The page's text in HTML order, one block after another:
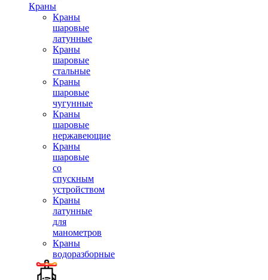
Краны
Краны
шаровые
латунные
Краны
шаровые
стальные
Краны
шаровые
чугунные
Краны
шаровые
нержавеющие
Краны
шаровые
со
спускным
устройством
Краны
латунные
для
манометров
Краны
водоразборные